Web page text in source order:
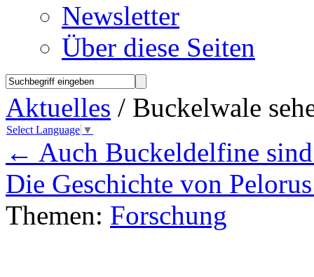
Newsletter
Über diese Seiten
Aktuelles / Buckelwale
Select Language ▼
← Auch Buckeldelfine
Die Geschichte von
Themen: Forschung